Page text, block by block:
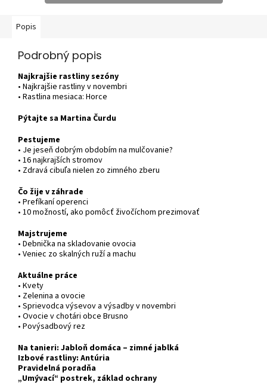
Popis
Podrobný popis
Najkrajšie rastliny sezóny
• Najkrajšie rastliny v novembri
• Rastlina mesiaca: Horce
Pýtajte sa Martina Čurdu
Pestujeme
• Je jeseň dobrým obdobím na mulčovanie?
• 16 najkrajších stromov
• Zdravá cibuľa nielen zo zimného zberu
Čo žije v záhrade
• Prefíkaní operenci
• 10 možností, ako pomôcť živočíchom prezimovať
Majstrujeme
• Debnička na skladovanie ovocia
• Veniec zo skalných ruží a machu
Aktuálne práce
• Kvety
• Zelenina a ovocie
• Sprievodca výsevov a výsadby v novembri
• Ovocie v chotári obce Brusno
• Povýsadbový rez
Na tanieri: Jabloň domáca – zimné jablká
Izbové rastliny: Antúria
Pravidelná poradňa
„Umývací“ postrek, základ ochrany